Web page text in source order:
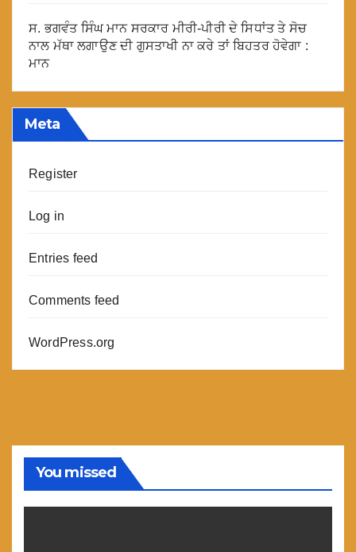
ਸ. ਭਗਵੰਤ ਸਿੰਘ ਮਾਨ ਸਰਕਾਰ ਮੀਰੀ-ਪੀਰੀ ਦੇ ਸਿਧਾਂਤ ਤੇ ਸੋਚ
ਨਾਲ ਮੱਥਾ ਲਗਾਉਣ ਦੀ ਗੁਸਤਾਖੀ ਨਾ ਕਰੇ ਤਾਂ ਬਿਹਤਰ ਹੋਵੇਗਾ :
ਮਾਨ
Meta
Register
Log in
Entries feed
Comments feed
WordPress.org
You missed